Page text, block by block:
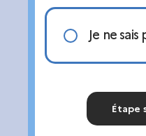
Je ne sais
Étape